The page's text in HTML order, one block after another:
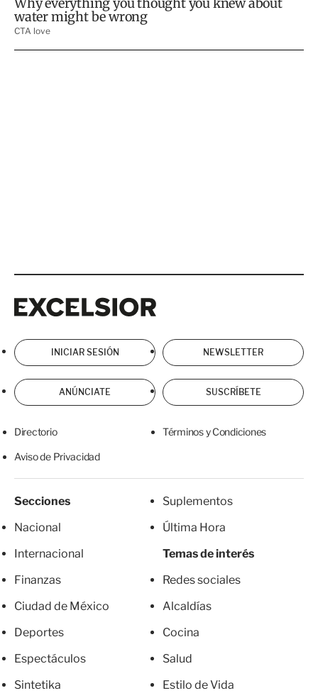
INICIAR SESIÓN NEWSLETTER
ANÚNCIATE SUSCRÍBETE
Directorio Términos y Condiciones
Aviso de Privacidad
Secciones
Nacional
Internacional
Finanzas
Ciudad de México
Deportes
Espectáculos
Sintetika
Suplementos
Última Hora
Temas de interés
Redes sociales
Alcaldías
Cocina
Salud
Estilo de Vida